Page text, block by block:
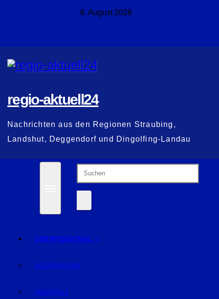
6. August 2026
regio-aktuell24
Nachrichten aus den Regionen Straubing,
Landshut, Deggendorf und Dingolfing-Landau
ÜBERREGIONAL
NIEDERBAYERN
OBERPFALZ